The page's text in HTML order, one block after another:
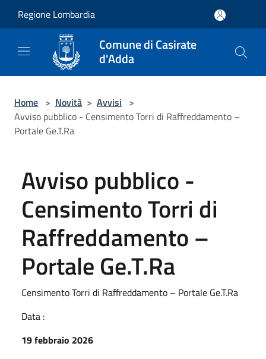
Regione Lombardia
Comune di Casirate
d'Adda
Home > Novità > Avvisi >
Avviso pubblico - Censimento Torri di Raffreddamento –
Portale Ge.T.Ra
Avviso pubblico -
Censimento Torri di
Raffreddamento –
Portale Ge.T.Ra
Censimento Torri di Raffreddamento – Portale Ge.T.Ra
Data :
19 febbraio 2026